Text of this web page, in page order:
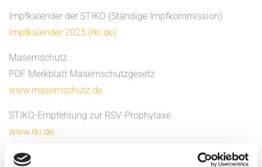
Impfkalender der STIKO (Ständige Impfkommission)
Impfkalender 2025 (rki.de)
Masernschutz
PDF Merkblatt Masernschutzgesetz
www.masernschutz.de
STIKO-Empfehlung zur RSV-Prophylaxe
www.rki.de
STIKO-Empfehlung zur Immunisierung gegen